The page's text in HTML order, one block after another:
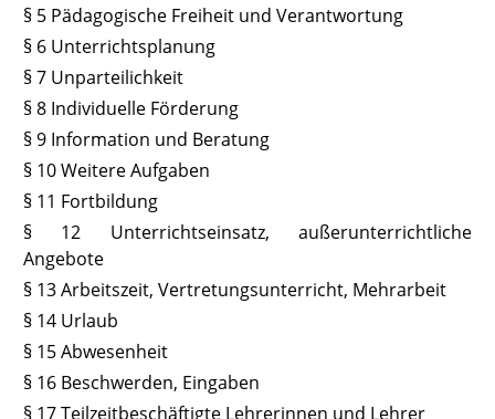
§ 5 Pädagogische Freiheit und Verantwortung
§ 6 Unterrichtsplanung
§ 7 Unparteilichkeit
§ 8 Individuelle Förderung
§ 9 Information und Beratung
§ 10 Weitere Aufgaben
§ 11 Fortbildung
§ 12 Unterrichtseinsatz, außerunterrichtliche
Angebote
§ 13 Arbeitszeit, Vertretungsunterricht, Mehrarbeit
§ 14 Urlaub
§ 15 Abwesenheit
§ 16 Beschwerden, Eingaben
§ 17 Teilzeitbeschäftigte Lehrerinnen und Lehrer